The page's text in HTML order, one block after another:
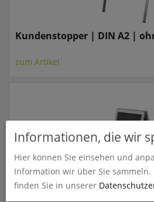
Kundenstopper | DIN A2 |
zum Artikel
Informationen, die wir
Hier können Sie einsehen und
Information wir über Sie sammeln.
finden Sie in unserer